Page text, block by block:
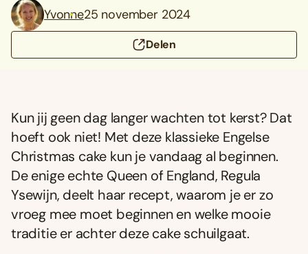
Yvonne25 november 2024
Delen
Kun jij geen dag langer wachten tot kerst? Dat
hoeft ook niet! Met deze klassieke Engelse
Christmas cake kun je vandaag al beginnen.
De enige echte Queen of England, Regula
Ysewijn, deelt haar recept, waarom je er zo
vroeg mee moet beginnen en welke mooie
traditie er achter deze cake schuilgaat.